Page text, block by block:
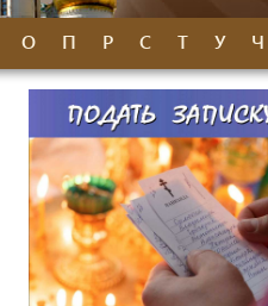
О П Р С Т У Ч